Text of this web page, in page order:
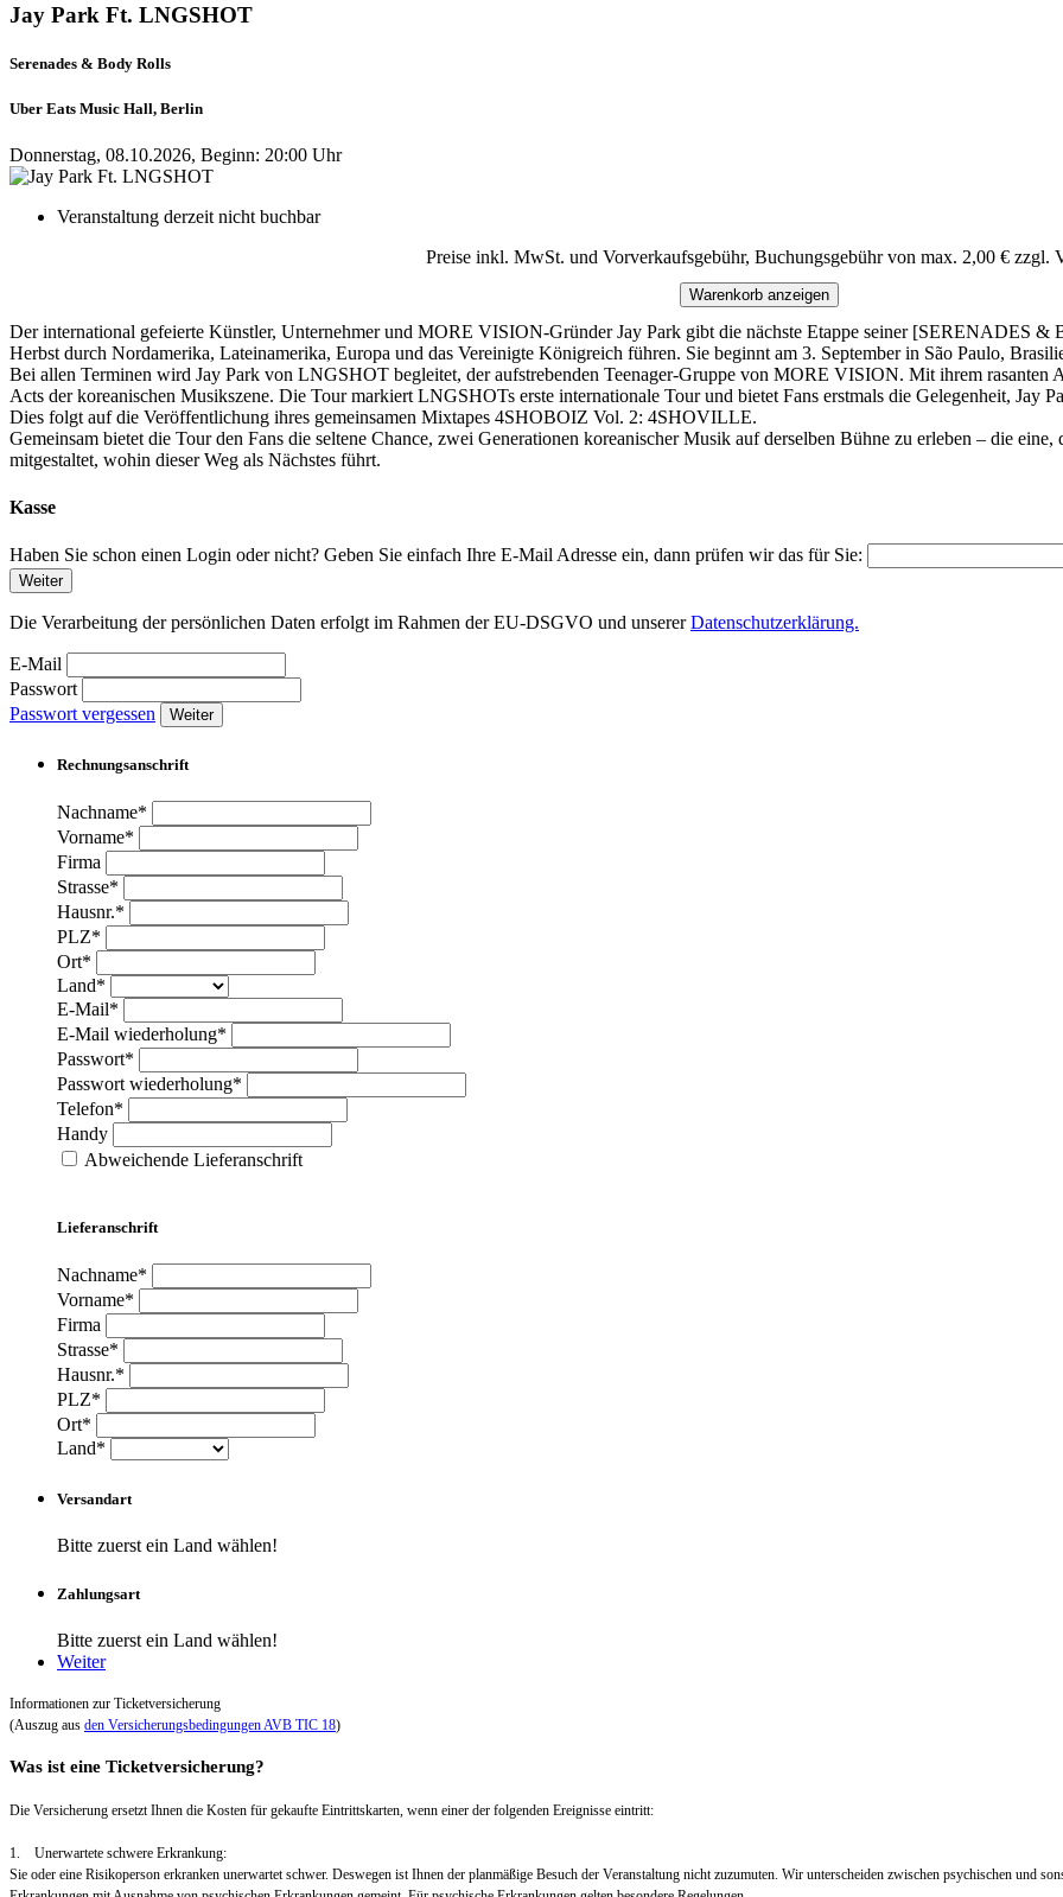
Jay Park Ft. LNGSHOT
Serenades & Body Rolls
Uber Eats Music Hall, Berlin
Donnerstag, 08.10.2026, Beginn: 20:00 Uhr
Veranstaltung derzeit nicht buchbar
Preise inkl. MwSt. und Vorverkaufsgebühr, Buchungsgebühr von max. 2,00 € zzgl.
Warenkorb anzeigen
Der international gefeierte Künstler, Unternehmer und MORE VISION-Gründer Jay Park gibt die nächste Etappe seiner [SERENADES
Herbst durch Nordamerika, Lateinamerika, Europa und das Vereinigte Königreich führen. Sie beginnt am 3. September in São Paulo,
Bei allen Terminen wird Jay Park von LNGSHOT begleitet, der aufstrebenden Teenager-Gruppe von MORE VISION. Mit ihrem rasanten
Acts der koreanischen Musikszene. Die Tour markiert LNGSHOTs erste internationale Tour und bietet Fans erstmals die Gelegenheit, Jay
Dies folgt auf die Veröffentlichung ihres gemeinsamen Mixtapes 4SHOBOIZ Vol. 2: 4SHOVILLE.
Gemeinsam bietet die Tour den Fans die seltene Chance, zwei Generationen koreanischer Musik auf derselben Bühne zu erleben – die
mitgestaltet, wohin dieser Weg als Nächstes führt.
Kasse
Haben Sie schon einen Login oder nicht? Geben Sie einfach Ihre E-Mail Adresse ein, dann prüfen wir das für Sie:
Weiter
Die Verarbeitung der persönlichen Daten erfolgt im Rahmen der EU-DSGVO und unsererDatenschutzerklärung.
E-Mail
Passwort
Passwort vergessen
Weiter
Rechnungsanschrift
Nachname*
Vorname*
Firma
Strasse*
Hausnr.*
PLZ*
Ort*
Land*
E-Mail*
E-Mail wiederholung*
Passwort*
Passwort wiederholung*
Telefon*
Handy
Abweichende Lieferanschrift
Lieferanschrift
Nachname*
Vorname*
Firma
Strasse*
Hausnr.*
PLZ*
Ort*
Land*
Versandart
Bitte zuerst ein Land wählen!
Zahlungsart
Bitte zuerst ein Land wählen!
Weiter
Informationen zur Ticketversicherung
(Auszug aus den Versicherungsbedingungen AVB TIC 18)
Was ist eine Ticketversicherung?
Die Versicherung ersetzt Ihnen die Kosten für gekaufte Eintrittskarten, wenn einer der folgenden Ereignisse eintritt:
1. Unerwartete schwere Erkrankung:
Sie oder eine Risikoperson erkranken unerwartet schwer. Deswegen ist Ihnen der planmäßige Besuch der Veranstaltung nicht zuzumuten. Wir unterscheiden zwischen psychischen und